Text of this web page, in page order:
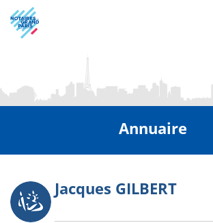
Aller
au
contenu
Annuaire
Photo Jacques GILBERT